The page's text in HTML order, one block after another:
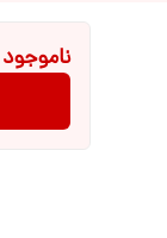
ناموجود